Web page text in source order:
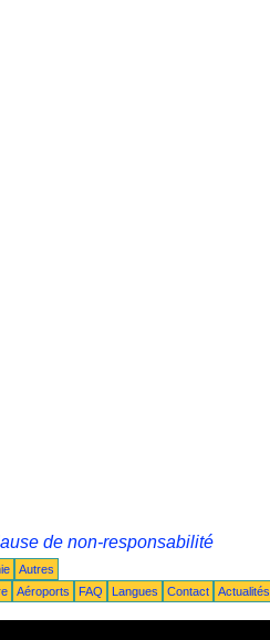
de non-responsabilité
Autres
Aéroports FAQ Langues Contact Actualités